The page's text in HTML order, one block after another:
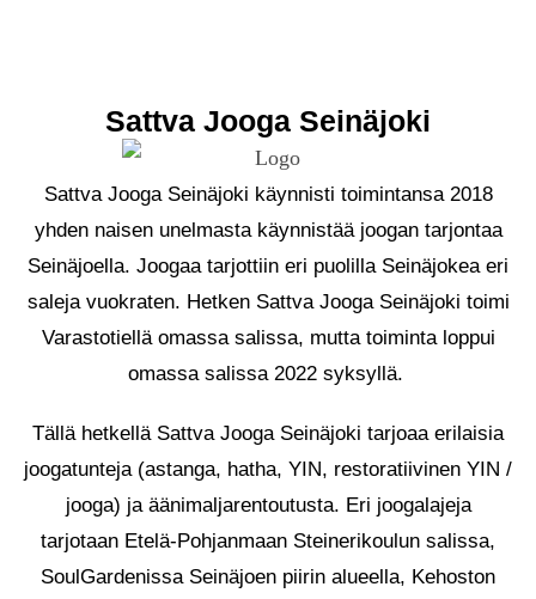
Sattva Jooga Seinäjoki
Sattva Jooga Seinäjoki käynnisti toimintansa 2018
yhden naisen unelmasta käynnistää joogan tarjontaa
Seinäjoella. Joogaa tarjottiin eri puolilla Seinäjokea eri
saleja vuokraten. Hetken Sattva Jooga Seinäjoki toimi
Varastotiellä omassa salissa, mutta toiminta loppui
omassa salissa 2022 syksyllä.
Tällä hetkellä Sattva Jooga Seinäjoki tarjoaa erilaisia
joogatunteja (astanga, hatha, YIN, restoratiivinen YIN /
jooga) ja äänimaljarentoutusta. Eri joogalajeja
tarjotaan Etelä-Pohjanmaan Steinerikoulun salissa,
SoulGardenissa Seinäjoen piirin alueella, Kehoston